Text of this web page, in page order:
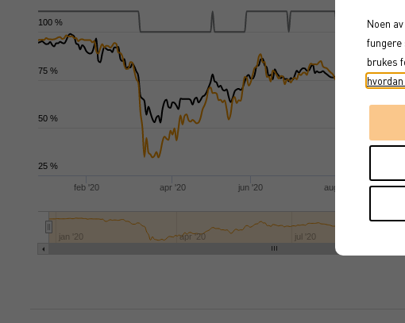
feb '20 apr '20 jun '20 aug '20
jan '20 apr '20 jul '20
100 %
25 %
50 %
75 %
Noen
fungere
brukes